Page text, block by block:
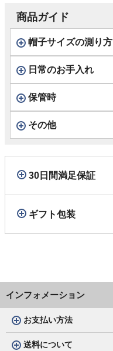
商品ガイド
帽子サイズの測り方
日常のお手入れ
保管時
その他
30日間満足保証
ギフト包装
インフォメーション
お支払い方法
送料について